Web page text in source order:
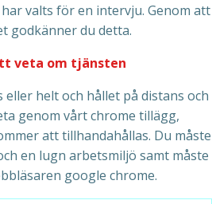
valts för en intervju. Genom att
godkänner du detta.
veta om tjänsten
eller helt och hållet på distans och
genom vårt chrome tillägg,
att tillhandahållas. Du måste
en lugn arbetsmiljö samt måste
google chrome.